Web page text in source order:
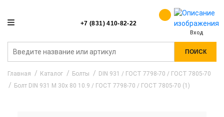
+7 (831) 410-82-22
Вход
ПОИСК
Главная Каталог Болты
DIN 931 / ГОСТ 7798-70 / ГОСТ 7805-70
Болт DIN 931 M 30x 80 10.9 / ГОСТ 7798-70 / ГОСТ 7805-70 (1)